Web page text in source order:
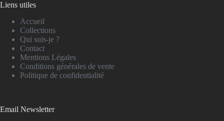
Liens utiles
Accueil
Collections
Qui suis-je ?
Contact
Mentions Légales
Conditions générales de vente
Politique de confidentialité
Email Newsletter